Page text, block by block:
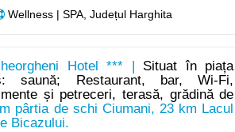
Wellness | SPA, Județul Harghita
Hotel *** | Situat în piața
saună; Restaurant, bar, Wi-Fi,
și petreceri, terasă, grădină de
pârtia de schi Ciumani, 23 km Lacul
Bicazului.